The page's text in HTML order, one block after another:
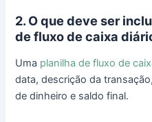
2. O que deve ser
de fluxo de caixa
Uma planilha de fluxo de
data, descrição da
de dinheiro e saldo final.